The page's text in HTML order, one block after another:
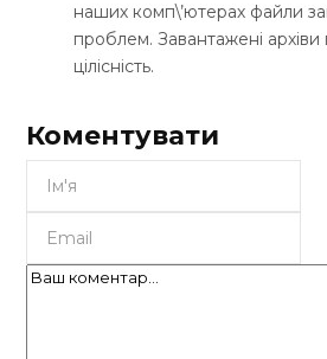
наших комп\’ютерах файли
проблем. Завантажені архіви
цілісність.
Коментувати